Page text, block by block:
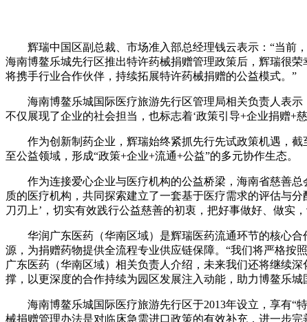
CCTV.节目官网 直播 节目单 栏目
辉瑞中国区副总裁、市场准入部总经理钱云表示：“当前
海南博鳌乐城先行区推出特许药械捐赠管理政策后，辉瑞很
将携手行业合作伙伴，持续拓展特许药械捐赠的公益模式。”
海南博鳌乐城国际医疗旅游先行区管理局相关负责人表
不仅展现了企业的社会担当，也标志着‘政策引导+企业捐赠+
作为创新制药企业，辉瑞始终紧抓先行先试政策机遇，
至公益领域，形成“政策+企业+流通+公益”的多元协作生态。
作为连接爱心企业与医疗机构的公益桥梁，海南省慈善
质的医疗机构，共同探索建立了一套基于医疗需求的评估与
刀刃上’，切实有效践行公益慈善的初衷，把好事做好、做实
华润广东医药（华南区域）是辉瑞医药流通环节的核心
源，为捐赠药物提供全流程专业供应链保障。“我们将严格按
广东医药（华南区域）相关负责人介绍，未来我们还将继续
撑，以更深度的合作持续为园区发展注入动能，助力博鳌乐
海南博鳌乐城国际医疗旅游先行区于2013年设立，享有
械捐赠管理办法是对临床急需进口政策的有效补充，进一步